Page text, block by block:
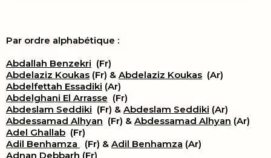
Par ordre alphabétique :
Abdallah Benzekri (Fr)
Abdelaziz Koukas (Fr) & Abdelaziz Koukas (Ar)
Abdelfettah Essadiki (Ar)
Abdelghani El Arrasse (Fr)
Abdeslam Seddiki (Fr) & Abdeslam Seddiki (Ar)
Abdessamad Alhyan (Fr) & Abdessamad Alhyan (Ar)
Adel Ghallab (Fr)
Adil Benhamza
(Fr) & Adil Benhamza (Ar)
Adnan Debbarh (Fr)